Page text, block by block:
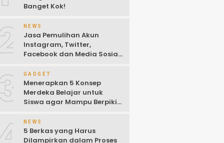
Banget Kok!
NEWS
Jasa Pemulihan Akun
Instagram, Twitter,
Facebook dan Media Sosial
2022)
GADGET
Menerapkan 5 Konsep
Merdeka Belajar untuk
Siswa agar Mampu Berpikir
NEWS
5 Berkas yang Harus
Dilampirkan dalam Proses